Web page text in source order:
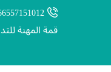
قمة المهنة